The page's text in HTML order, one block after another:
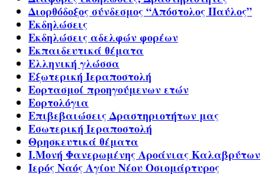
Διορθόδοξος σύνδεσμος “Απόστολος Παύλος”
Εκδηλώσεις
Εκδηλώσεις αδελφών φορέων
Εκπαιδευτικά θέματα
Ελληνική γλώσσα
Εξωτερική Ιεραποστολή
Εορτασμοί προηγούμενων ετών
Εορτολόγια
Επιβεβαιώσεις Δραστηριοτήτων μας
Εσωτερική Ιεραποστολή
Θρησκευτικά θέματα
Ι.Μονή Φανερωμένης Αροάνιας Καλαβρύτων
Ιερός Ναός Αγίου Νέου Οσιομάρτυρος